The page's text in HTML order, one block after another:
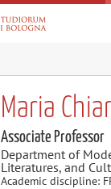
Maria
Associate Professor
Department of
Literatures, and
Academic discipline: